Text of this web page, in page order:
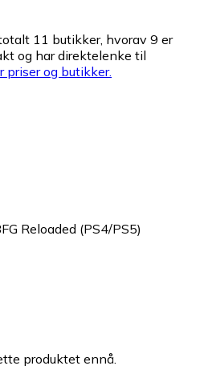
11 butikker, hvorav 9 er
og har direktelenke til
priser og butikker.
Reloaded (PS4/PS5)
produktet ennå.